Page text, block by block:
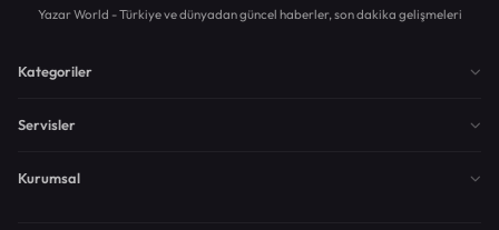
Yazar World - Türkiye ve dünyadan güncel haberler, son dakika gelişmeleri
Kategoriler
Servisler
Kurumsal